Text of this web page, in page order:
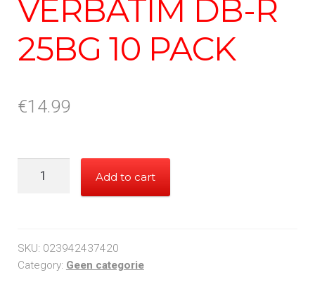
VERBATIM DB-R
25BG 10 PACK
€14.99
10
PACK
Add to cart
SKU: 023942437420
Category: Geen categorie